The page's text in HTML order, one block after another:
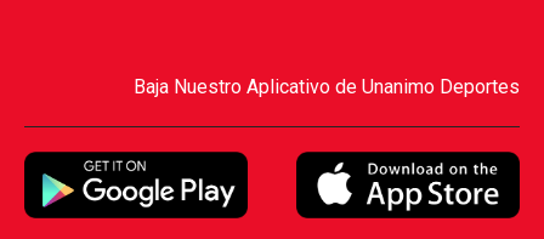
Baja Nuestro Aplicativo de Unanimo Deportes